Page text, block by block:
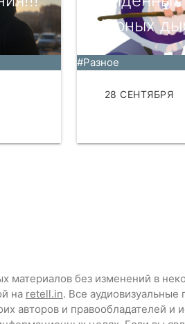
Чёрных
#Разное
28 СЕНТЯБРЯ
материалов без изменений в
на retell.in. Все аудиовизуальные
авторов и правообладателей и